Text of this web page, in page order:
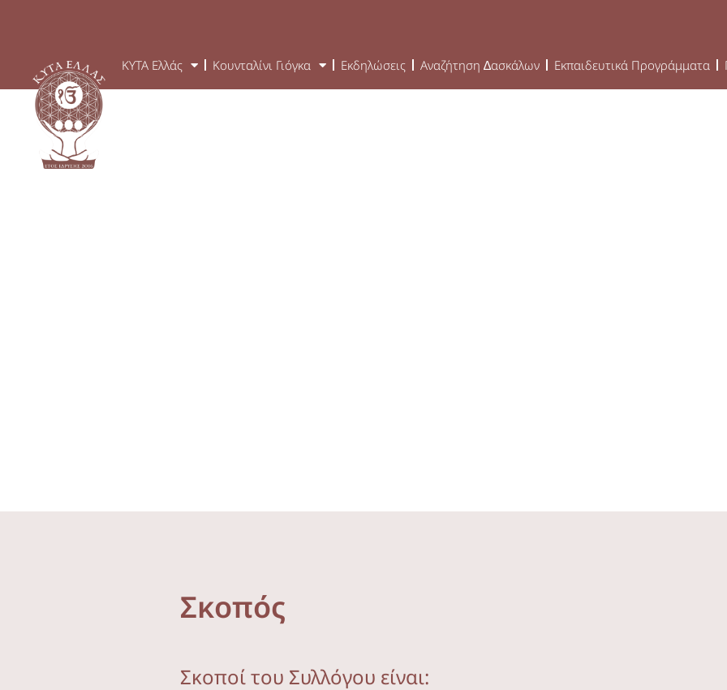
ΚΥΤΑ Ελλάς Κουνταλίνι Γιόγκα Εκδηλώσεις Αναζήτηση ∆ασκάλων Εκπαιδευτικά Προγράμματα
Σκοπός
Σκοποί του Συλλόγου είναι: